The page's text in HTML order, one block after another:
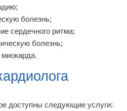
болезнь;
сердечного ритма;
болезнь;
доступны следующие услуги: